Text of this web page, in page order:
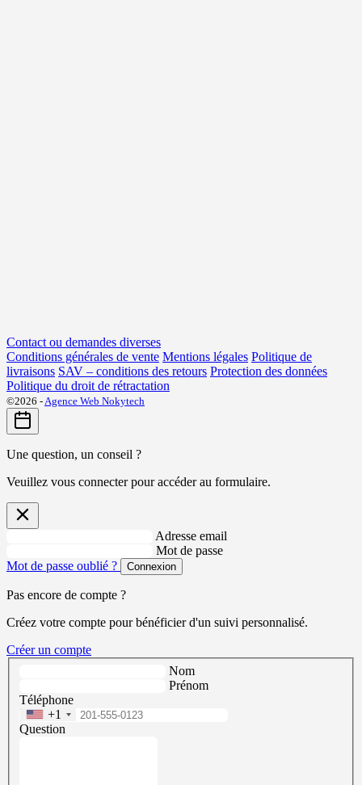
Contact ou demandes diverses
Conditions générales de vente Mentions légales Politique de
livraisons SAV – conditions des retours Protection des données
Politique du droit de rétractation
©2026 -Agence Web Nokytech
Une question, un conseil ?
Veuillez vous connecter pour accéder au formulaire.
Adresse email
Mot de passe
Mot de passe oublié ?
Connexion
Pas encore de compte ?
Créez votre compte pour bénéficier d'un suivi personnalisé.
Créer un compte
Nom
Prénom
Téléphone
+1
Question